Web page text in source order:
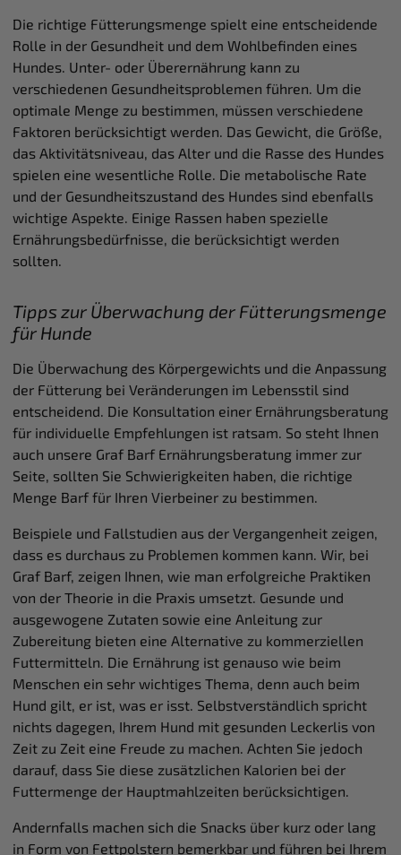
Die richtige Fütterungsmenge spielt eine entscheidende
Rolle in der Gesundheit und dem Wohlbefinden eines
Hundes. Unter- oder Überernährung kann zu
verschiedenen Gesundheitsproblemen führen. Um die
optimale Menge zu bestimmen, müssen verschiedene
Faktoren berücksichtigt werden. Das Gewicht, die Größe,
das Aktivitätsniveau, das Alter und die Rasse des Hundes
spielen eine wesentliche Rolle. Die metabolische Rate
und der Gesundheitszustand des Hundes sind ebenfalls
wichtige Aspekte. Einige Rassen haben spezielle
Ernährungsbedürfnisse, die berücksichtigt werden
sollten.
Tipps zur Überwachung der Fütterungsmenge
für Hunde
Die Überwachung des Körpergewichts und die Anpassung
der Fütterung bei Veränderungen im Lebensstil sind
entscheidend. Die Konsultation einer Ernährungsberatung
für individuelle Empfehlungen ist ratsam. So steht Ihnen
auch unsere Graf Barf Ernährungsberatung immer zur
Seite, sollten Sie Schwierigkeiten haben, die richtige
Menge Barf für Ihren Vierbeiner zu bestimmen.
Beispiele und Fallstudien aus der Vergangenheit zeigen,
dass es durchaus zu Problemen kommen kann. Wir, bei
Graf Barf, zeigen Ihnen, wie man erfolgreiche Praktiken
von der Theorie in die Praxis umsetzt. Gesunde und
ausgewogene Zutaten sowie eine Anleitung zur
Zubereitung bieten eine Alternative zu kommerziellen
Futtermitteln. Die Ernährung ist genauso wie beim
Menschen ein sehr wichtiges Thema, denn auch beim
Hund gilt, er ist, was er isst. Selbstverständlich spricht
nichts dagegen, Ihrem Hund mit gesunden Leckerlis von
Zeit zu Zeit eine Freude zu machen. Achten Sie jedoch
darauf, dass Sie diese zusätzlichen Kalorien bei der
Futtermenge der Hauptmahlzeiten berücksichtigen.
Andernfalls machen sich die Snacks über kurz oder lang
in Form von Fettpolstern bemerkbar und führen bei Ihrem